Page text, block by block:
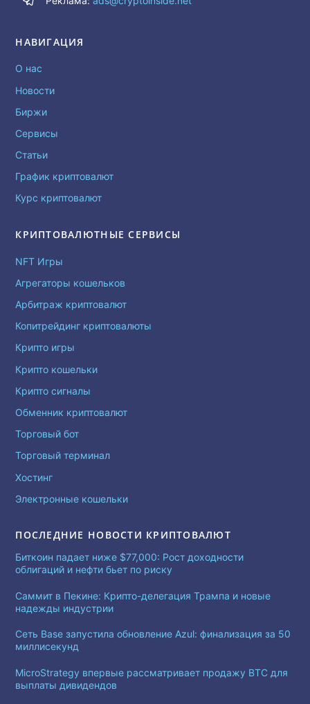
НАВИГАЦИЯ
О нас
Новости
Биржи
Сервисы
Статьи
График криптовалют
Курс криптовалют
КРИПТОВАЛЮТНЫЕ СЕРВИСЫ
NFT Игры
Агрегаторы кошельков
Арбитраж криптовалют
Копитрейдинг криптовалюты
Крипто игры
Крипто кошельки
Крипто сигналы
Обменник криптовалют
Торговый бот
Торговый терминал
Хостинг
Электронные кошельки
ПОСЛЕДНИЕ НОВОСТИ КРИПТОВАЛЮТ
Биткоин падает ниже $77,000: Рост доходности
облигаций и нефти бьет по риску
Саммит в Пекине: Крипто-делегация Трампа и новые
надежды индустрии
Сеть Base запустила обновление Azul: финализация за 50
миллисекунд
MicroStrategy впервые рассматривает продажу BTC для
выплаты дивидендов